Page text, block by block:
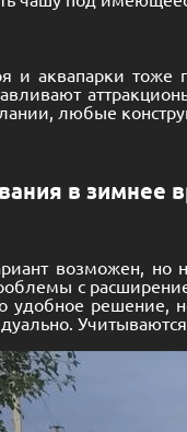
и аквапарки
любые
в зимнее
возможен, но
с
удобное решение,